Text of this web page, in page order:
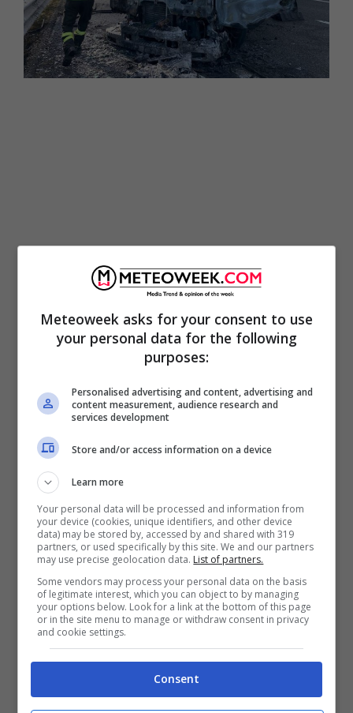
Stamattina sull’autostrada A14, vicino a
Molfetta in provincia di Bari, c’è stato un
banda di rapinatori hapreso d’assalto un
posizionato di traverso alcuni mezzi pesanti
per bloccare la strada, in ambedue le
direzioni. Poi li hannodati alle fiamme.
Larapinaperò non è riuscita. I ladri hanno
aggredito le guardie giurate, ferendole
lievemente. Ma poi sono fuggiti. Sul luogo
della rapina si è precipitata la polizia. Code in
autostrada in direzione nord e sud. Sul fatto
stanno indagando la squadra mobile della
Meteoweek asks for your consent to use
your personal data for the following
purposes:
Personalised advertising and content, advertising and
content measurement, audience research and
services development
Store and/or access information on a device
Learn more
Your personal data will be processed and information from
your device (cookies, unique identifiers, and other device
data) may be stored by, accessed by and shared with 319
partners, or used specifically by this site. We and our partners
may use precise geolocation data. List of partners.
Some vendors may process your personal data on the basis
of legitimate interest, which you can object to by managing
your options below. Look for a link at the bottom of this page
or in the site menu to manage or withdraw consent in privacy
and cookie settings.
Consent